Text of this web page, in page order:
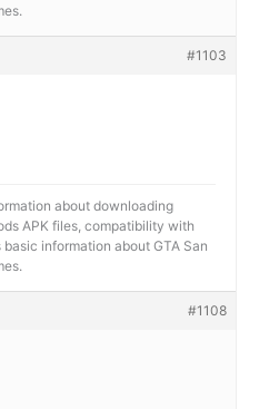
#1103
about downloading
APK files, compatibility with
information about GTA San
#1108